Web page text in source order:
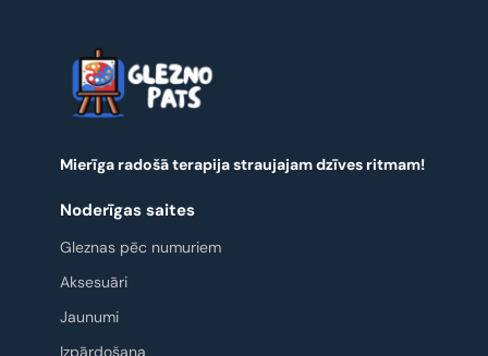
Mierīga radošā terapija straujajam dzīves ritmam!
Noderīgas saites
Gleznas pēc numuriem
Aksesuāri
Jaunumi
Izpārdošana